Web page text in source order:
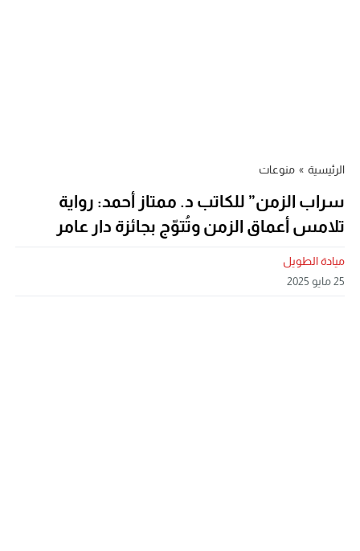
الرئيسية » منوعات
سراب الزمن” للكاتب د. ممتاز أحمد: رواية
تلامس أعماق الزمن وتُتوّج بجائزة دار عامر
ميادة الطويل
25 مايو 2025